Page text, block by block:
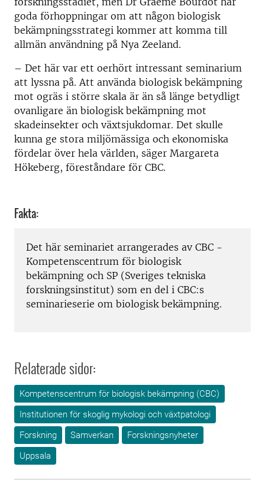
goda förhoppningar om att någon biologisk
bekämpningsstrategi kommer att komma till
allmän användning på Nya Zeeland.
­– Det här var ett oerhört intressant seminarium
att lyssna på. Att använda biologisk bekämpning
mot ogräs i större skala är än så länge betydligt
ovanligare än biologisk bekämpning mot
skadeinsekter och växtsjukdomar. Det skulle
kunna ge stora miljömässiga och ekonomiska
fördelar över hela världen, säger Margareta
Hökeberg, föreståndare för CBC.
Fakta:
Det här seminariet arrangerades av CBC -
Kompetenscentrum för biologisk
bekämpning och SP (Sveriges tekniska
forskningsinstitut) som en del i CBC:s
seminarieserie om biologisk bekämpning.
Relaterade sidor:
Kompetenscentrum för biologisk bekämpning (CBC)
Institutionen för skoglig mykologi och växtpatologi
Forskning
Samverkan
Forskningsnyheter
Uppsala